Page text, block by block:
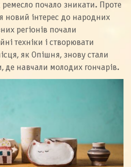
ремесло почало зникати. Проте
новий інтерес до народних
регіонів почали
техніки і створювати
як Опішня, знову стали
де навчали молодих гончарів.